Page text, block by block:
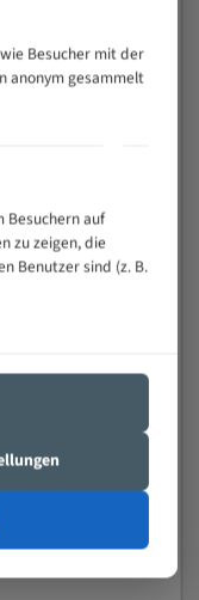
auch bei
Besucher mit der
anonym gesammelt
Besuchern auf
zu zeigen, die
Benutzer sind (z. B.